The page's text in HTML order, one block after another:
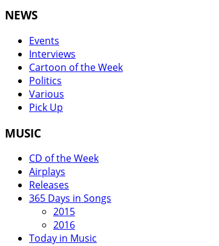
NEWS
Events
Interviews
Cartoon of the Week
Politics
Various
Pick Up
MUSIC
CD of the Week
Airplays
Releases
365 Days in Songs
2015
2016
Today in Music